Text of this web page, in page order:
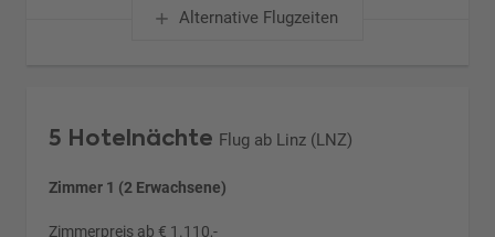
Alternative Flugzeiten
5 Hotelnächte Flug ab Linz (LNZ)
Zimmer 1 (2 Erwachsene)
Zimmerpreis ab € 1.110,-